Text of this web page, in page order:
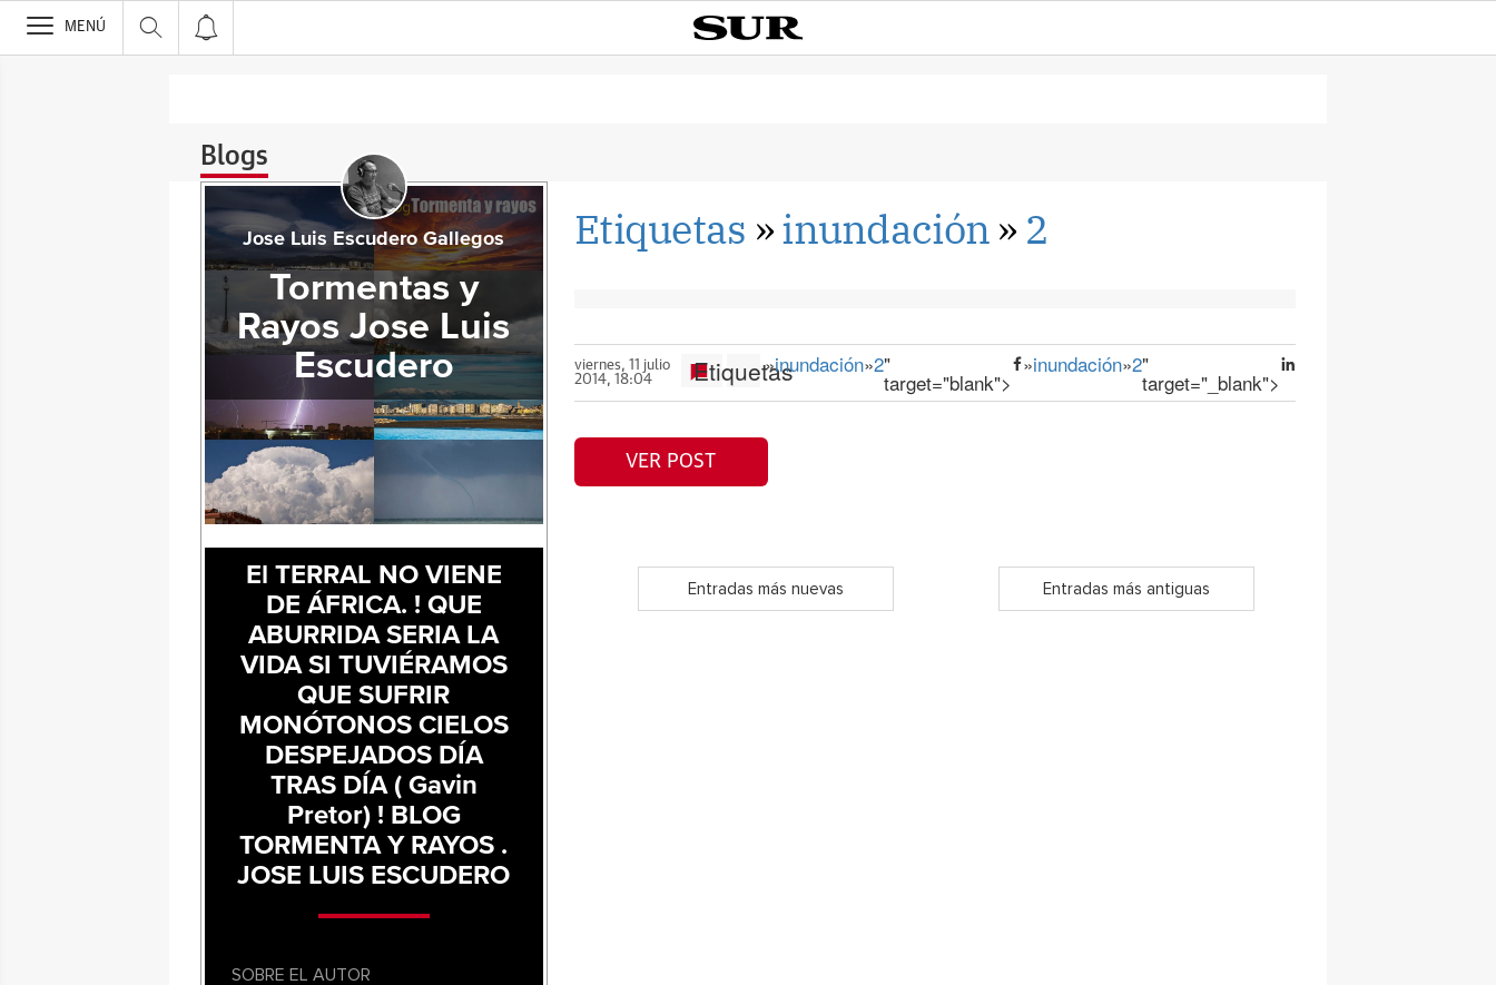
>
MENÚ
Blogs
Etiquetas »inundación» 2
viernes, 11 julio
2014, 18:04
Etiquetas
»inundación»2"
target="blank">
»inundación»2"
target="_blank">
VER POST
Entradas más nuevas Entradas más antiguas
Jose Luis Escudero Gallegos
Tormentas y
Rayos Jose Luis
Escudero
El TERRAL NO VIENE
DE ÁFRICA. ! QUE
ABURRIDA SERIA LA
VIDA SI TUVIÉRAMOS
QUE SUFRIR
MONÓTONOS CIELOS
DESPEJADOS DÍA
TRAS DÍA ( Gavin
Pretor) ! BLOG
TORMENTA Y RAYOS .
JOSE LUIS ESCUDERO
SOBRE EL AUTOR